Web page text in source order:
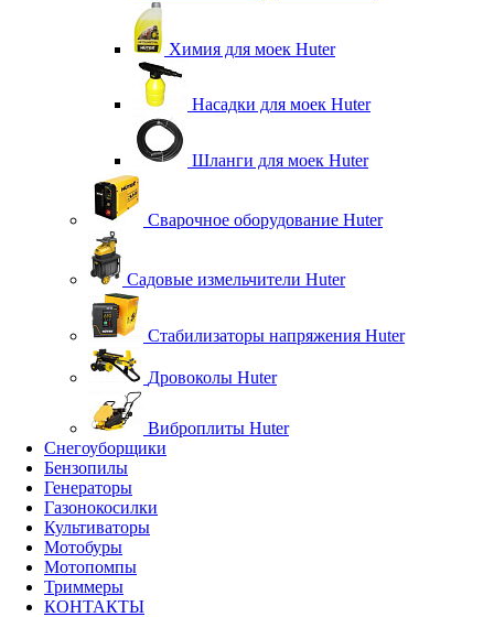
Химия для моек Huter
Насадки для моек Huter
Шланги для моек Huter
Сварочное оборудование Huter
Садовые измельчители Huter
Стабилизаторы напряжения Huter
Дровоколы Huter
Виброплиты Huter
Снегоуборщики
Бензопилы
Генераторы
Газонокосилки
Культиваторы
Мотобуры
Мотопомпы
Триммеры
КОНТАКТЫ